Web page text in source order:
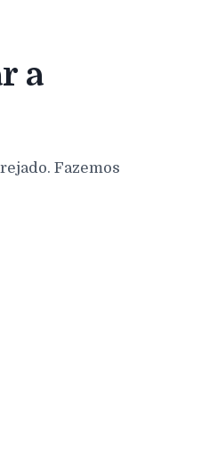
a
Fazemos